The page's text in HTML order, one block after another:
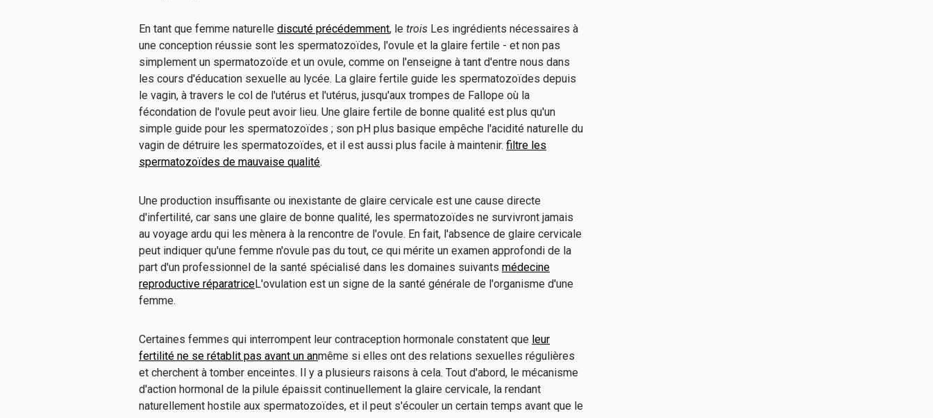
En tant que femme naturelle discuté précédemment, le trois Les ingrédients nécessaires à
une conception réussie sont les spermatozoïdes, l'ovule et la glaire fertile - et non pas
simplement un spermatozoïde et un ovule, comme on l'enseigne à tant d'entre nous dans
les cours d'éducation sexuelle au lycée. La glaire fertile guide les spermatozoïdes depuis
le vagin, à travers le col de l'utérus et l'utérus, jusqu'aux trompes de Fallope où la
fécondation de l'ovule peut avoir lieu. Une glaire fertile de bonne qualité est plus qu'un
simple guide pour les spermatozoïdes ; son pH plus basique empêche l'acidité naturelle du
vagin de détruire les spermatozoïdes, et il est aussi plus facile à maintenir. filtre les
spermatozoïdes de mauvaise qualité.
Une production insuffisante ou inexistante de glaire cervicale est une cause directe
d'infertilité, car sans une glaire de bonne qualité, les spermatozoïdes ne survivront jamais
au voyage ardu qui les mènera à la rencontre de l'ovule. En fait, l'absence de glaire cervicale
peut indiquer qu'une femme n'ovule pas du tout, ce qui mérite un examen approfondi de la
part d'un professionnel de la santé spécialisé dans les domaines suivants médecine
reproductive réparatriceL'ovulation est un signe de la santé générale de l'organisme d'une
femme.
Certaines femmes qui interrompent leur contraception hormonale constatent que leur
fertilité ne se rétablit pas avant un anmême si elles ont des relations sexuelles régulières
et cherchent à tomber enceintes. Il y a plusieurs raisons à cela. Tout d'abord, le mécanisme
d'action hormonal de la pilule épaissit continuellement la glaire cervicale, la rendant
naturellement hostile aux spermatozoïdes, et il peut s'écouler un certain temps avant que le